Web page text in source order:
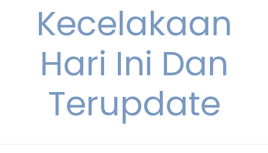
Kecelakaan
Hari Ini Dan
Terupdate